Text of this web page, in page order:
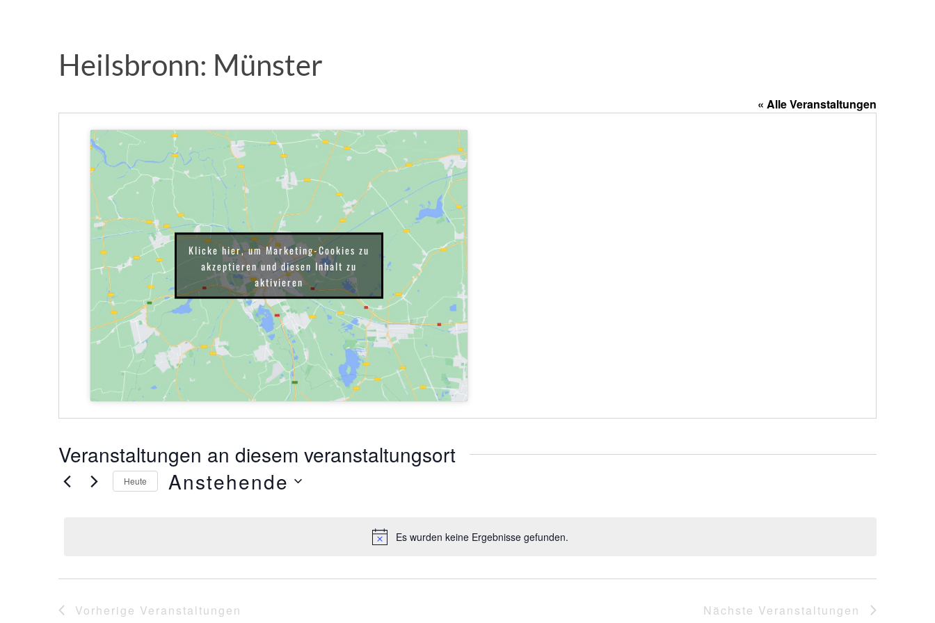
Heilsbronn: Münster
« Alle Veranstaltungen
Klicke hier, um Marketing-Cookies zu
akzeptieren und diesen Inhalt zu
aktivieren
Veranstaltungen an diesem veranstaltungsort
Hinweis
Es wurden keine Ergebnisse gefunden.
Heute Anstehende
Vorherige Veranstaltungen Nächste Veranstaltungen